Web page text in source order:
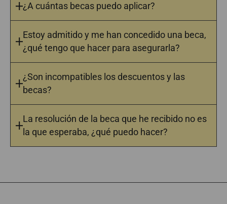
¿A cuántas becas puedo aplicar?
Estoy admitido y me han concedido una beca,
¿qué tengo que hacer para asegurarla?
¿Son incompatibles los descuentos y las
becas?
La resolución de la beca que he recibido no es
la que esperaba, ¿qué puedo hacer?